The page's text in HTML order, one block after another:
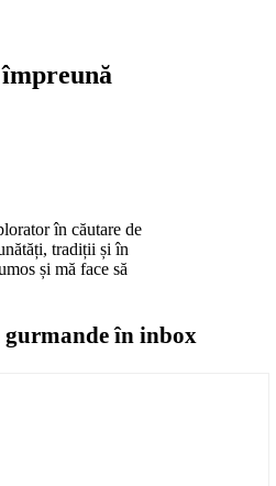
în căutare de
tradiții și în
și mă face să
gurmandeîn inbox